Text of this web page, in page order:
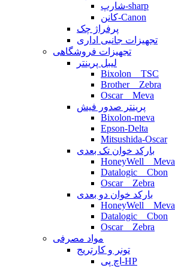
شارپ-sharp
کانن-Canon
پرفراژ چک
تجهیزات جانبی اداری
تجهیزات فروشگاهی
لیبل پرینتر
Bixolon _ TSC
Brother _ Zebra
Oscar _ Meva
پرینتر صدور فیش
Bixolon-meva
Epson-Delta
Mitsushida-Oscar
بارکد خوان تک بعدی
HoneyWell _ Meva
Datalogic _ Cbon
Oscar _ Zebra
بارکد خوان دو بعدی
HoneyWell _ Meva
Datalogic _ Cbon
Oscar _ Zebra
مواد مصرفی
تونر و کارتریج
اچ پی-HP